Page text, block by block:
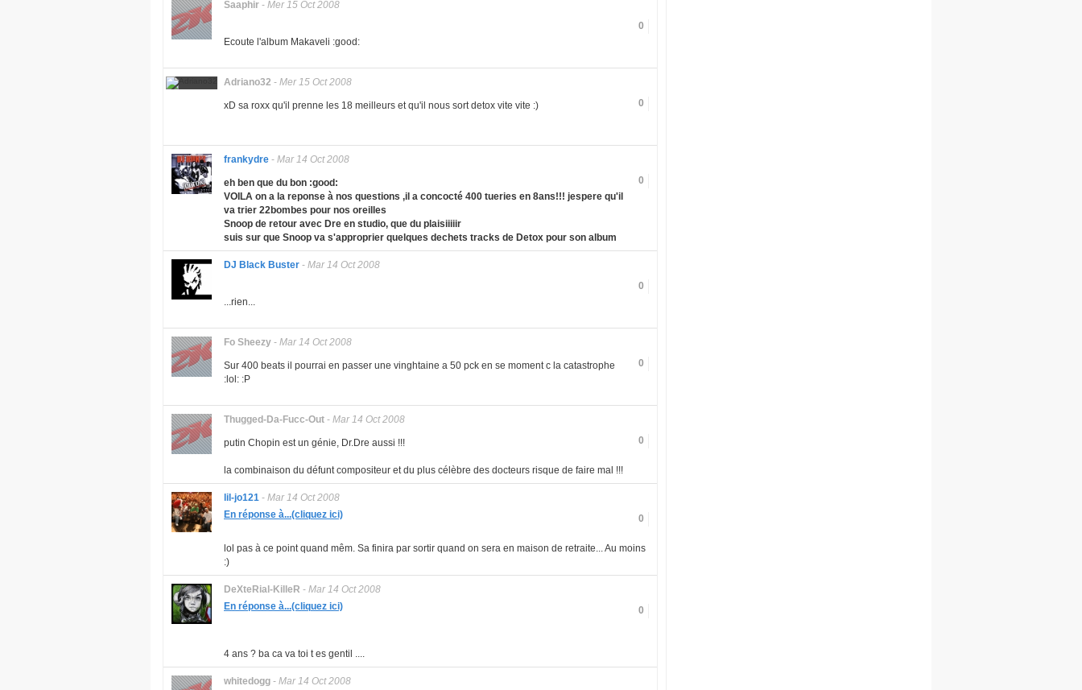
Saaphir - Mer 15 Oct 2008
0
Ecoute l'album Makaveli :good:
Adriano32 - Mer 15 Oct 2008
0
xD sa roxx qu'il prenne les 18 meilleurs et qu'il nous sort detox vite vite :)
frankydre - Mar 14 Oct 2008
0
eh ben que du bon :good:
VOILA on a la reponse à nos questions ,il a concocté 400 tueries en 8ans!!! jespere qu'il
va trier 22bombes pour nos oreilles
Snoop de retour avec Dre en studio, que du plaisiiiiir
suis sur que Snoop va s'approprier quelques dechets tracks de Detox pour son album
DJ Black Buster - Mar 14 Oct 2008
0
...rien...
Fo Sheezy - Mar 14 Oct 2008
0
Sur 400 beats il pourrai en passer une vinghtaine a 50 pck en se moment c la catastrophe
:lol: :P
Thugged-Da-Fucc-Out - Mar 14 Oct 2008
0
putin Chopin est un génie, Dr.Dre aussi !!!
la combinaison du défunt compositeur et du plus célèbre des docteurs risque de faire mal !!!
lil-jo121 - Mar 14 Oct 2008
0
En réponse à...(cliquez ici)
lol pas à ce point quand mêm. Sa finira par sortir quand on sera en maison de retraite... Au moins
:)
DeXteRial-KilleR - Mar 14 Oct 2008
0
En réponse à...(cliquez ici)
4 ans ? ba ca va toi t es gentil ....
whitedogg - Mar 14 Oct 2008